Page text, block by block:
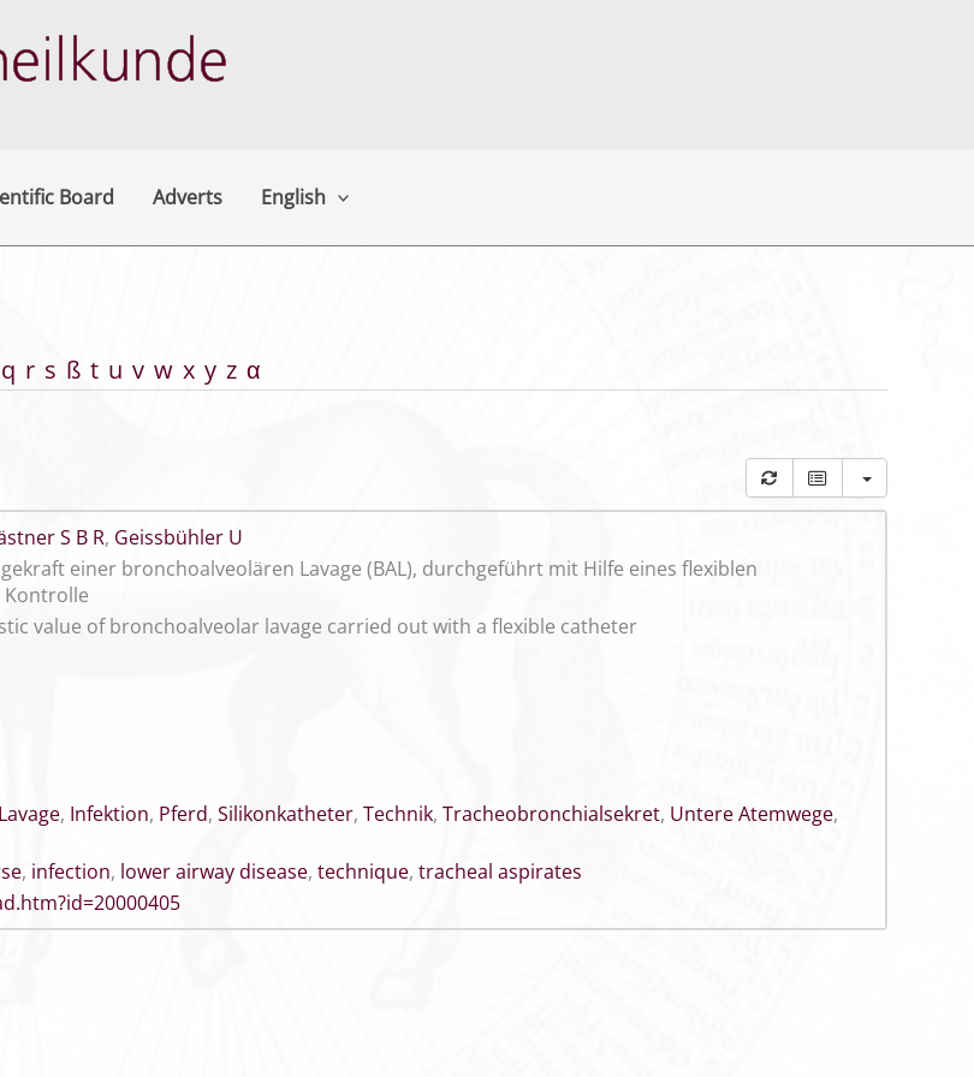
Board Adverts English
q r s ß t u v w x y z α
S B R, Geissbühler U
einer bronchoalveolären Lavage (BAL), durchgeführt mit Hilfe eines flexiblen
Kontrolle
value of bronchoalveolar lavage carried out with a flexible catheter
, Infektion, Pferd, Silikonkatheter, Technik, Tracheobronchialsekret, Untere Atemwege,
, infection, lower airway disease, technique, tracheal aspirates